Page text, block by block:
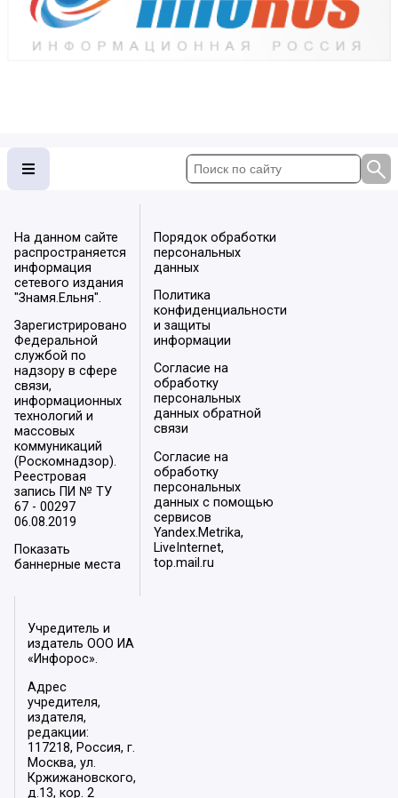
На данном сайте
распространяется
информация
сетевого издания
"Знамя.Ельня".
Зарегистрировано
Федеральной
службой по
надзору в сфере
связи,
информационных
технологий и
массовых
коммуникаций
(Роскомнадзор).
Реестровая
запись ПИ № ТУ
67 - 00297
06.08.2019
Показать
баннерные места
Порядок обработки
персональных
данных
Политика
конфиденциальности
и защиты
информации
Согласие на
обработку
персональных
данных обратной
связи
Согласие на
обработку
персональных
данных с помощью
сервисов
Yandex.Metrika,
LiveInternet,
top.mail.ru
Учредитель и
издатель ООО ИА
«Инфорос».
Адрес
учредителя,
издателя,
редакции:
117218, Россия, г.
Москва, ул.
Кржижановского,
д.13, кор. 2